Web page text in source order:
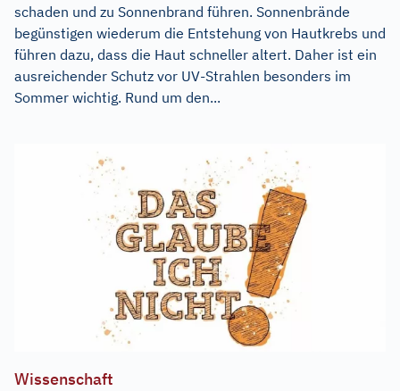
schaden und zu Sonnenbrand führen. Sonnenbrände
begünstigen wiederum die Entstehung von Hautkrebs und
führen dazu, dass die Haut schneller altert. Daher ist ein
ausreichender Schutz vor UV-Strahlen besonders im
Sommer wichtig. Rund um den...
Wissenschaft